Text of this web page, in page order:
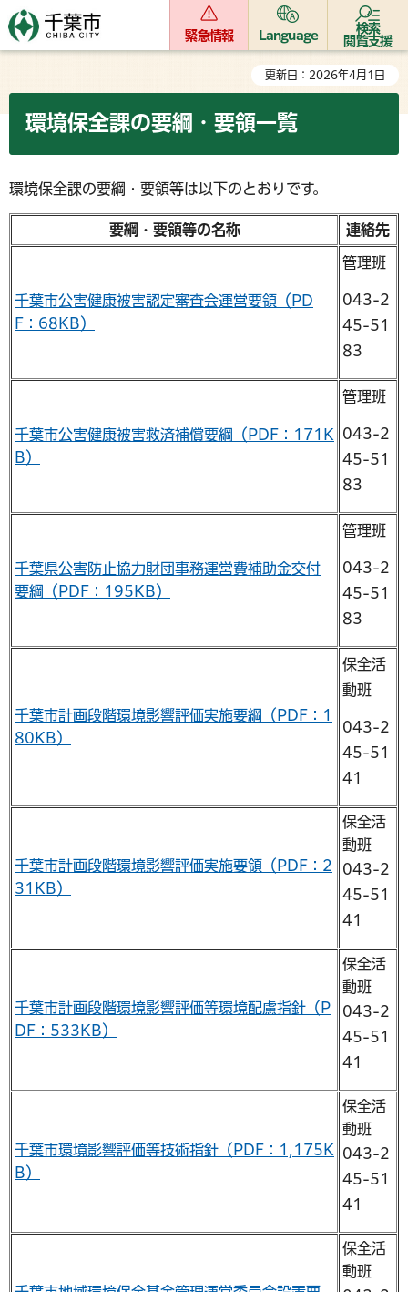
緊急情報 Language
検索
閲覧支援
更新日：2026年4月1日
環境保全課の要綱・要領一覧
環境保全課の要綱・要領等は以下のとおりです。
要綱・要領等の名称 連絡先
千葉市公害健康被害認定審査会運営要領（PD
F：68KB）
管理班
043-2
45-51
83
千葉市公害健康被害救済補償要綱（PDF：171K
B）
管理班
043-2
45-51
83
千葉県公害防止協力財団事務運営費補助金交付
要綱（PDF：195KB）
管理班
043-2
45-51
83
千葉市計画段階環境影響評価実施要綱（PDF：1
80KB）
保全活
動班
043-2
45-51
41
千葉市計画段階環境影響評価実施要領（PDF：2
31KB）
保全活
動班
043-2
45-51
41
千葉市計画段階環境影響評価等環境配慮指針（P
DF：533KB）
保全活
動班
043-2
45-51
41
千葉市環境影響評価等技術指針（PDF：1,175K
B）
保全活
動班
043-2
45-51
41
保全活
動班